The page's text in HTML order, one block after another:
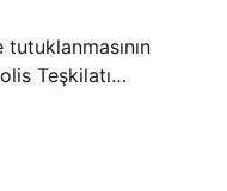
Teşkilatı